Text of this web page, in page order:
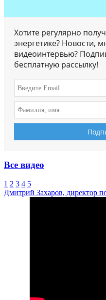
Хотите регулярно
энергетике? Новости,
видеоинтервью?
бесплатную рассылку!
Все видео
1 2 3 4 5
Дмитрий Захаров, директор